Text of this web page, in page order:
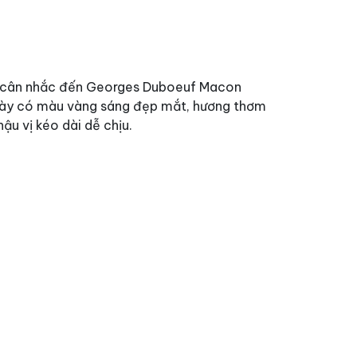
nhắc đến Georges Duboeuf Macon
có màu vàng sáng đẹp mắt, hương thơm
vị kéo dài dễ chịu.